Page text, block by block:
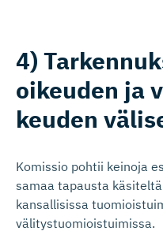
4)
oikeuden ja
keuden
Komissio pohtii keinoja
samaa tapausta
kansallisissa
välitystuomioistuimissa.